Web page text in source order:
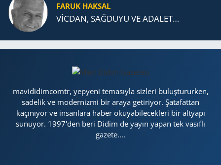
FARUK HAKSAL
VİCDAN, SAĞ­DU­YU VE ADA­LET…
mavididimcomtr, yepyeni temasıyla sizleri buluştururken,
sadelik ve modernizmi bir araya getiriyor. Şatafattan
kaçınıyor ve insanlara haber okuyabilecekleri bir altyapı
sunuyor. 1997'den beri Didim de yayın yapan tek vasıflı
gazete....